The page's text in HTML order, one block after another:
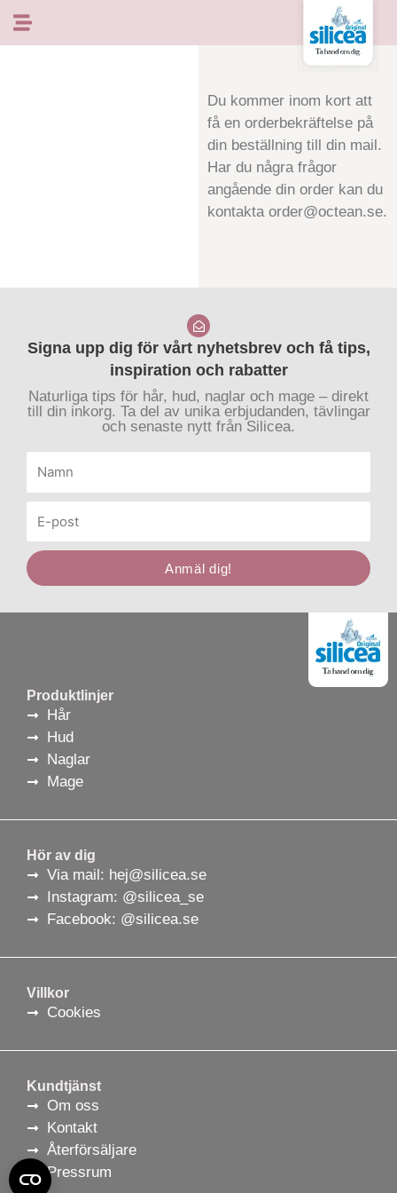
Hoppa
till
Du kommer inom kort att
få en orderbekräftelse på
din beställning till din mail.
Har du några frågor
angående din order kan du
kontakta order@octean.se.
Signa upp dig för vårt nyhetsbrev och få tips,
inspiration och rabatter
Naturliga tips för hår, hud, naglar och mage – direkt
till din inkorg. Ta del av unika erbjudanden, tävlingar
och senaste nytt från Silicea.
post
Anmäl dig!
Produktlinjer
Hår
Hud
Naglar
Mage
Hör av dig
Via mail: hej@silicea.se
Instagram: @silicea_se
Facebook: @silicea.se
Villkor
Cookies
Kundtjänst
Om oss
Kontakt
Återförsäljare
Pressrum